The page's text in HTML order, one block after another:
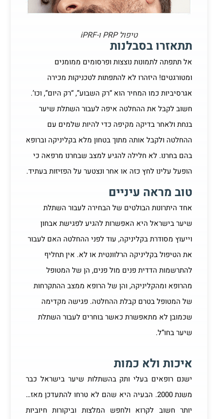
טיפול PRP ו-iPRF
תתאזרו בסבלנות
אל תתפתה לתמונות נוצצות ופרסומים ממומנים
ומטורגטים! היזהרו לא להתפתות לטכניקות מכירה
אגרסיביות כמו המחיר הוא “רק השבוע”, “רק היום”, וכו’.
חשוב לקבל את ההחלטה איפה לעבור השתלת שיער
בנחת ולאחר בדיקה מקיפה כדי להיות שלמים עם
ההחלטה ולקבל אותה מתוך בטחון מלא בקליניקה וברופא
בהם בחרנו. לא חלילה להגיע למצב שבחרנו מרפאה כי
הופעל עלינו לחץ כזה או אחר ונצטער על הפזיזות בעתיד.
טוב מראה עיניים
אחד היתרונות הבולטים של הבחירה לעבור השתלת
שיער בישראל היא האפשרות להגיע לפגישת אבחון
וייעוץ מסודרת בקליניקה, עוד לפני ההחלטה האם לעבור
את הטיפול בקליניקה הרלוונטית או לא. אין תחליף
להתרשמות הדדית פנים מול פנים, הן של המטופל
מהרופא ומהקליניקה, והן של הרופא ממצב ההתקרחות
של המטופל בטרם קבלת ההחלטה. פגישה מקדימה
שכמובן לא מתאפשרת כאשר בוחרים לעבור השתלת
שיער בחו”ל.
איכות ולא כמות
ישנם רופאים בעלי ותק בהשתלות שיער בישראל כבר
משנת 2000. הבעיה היא שהם לא טרחו להתעדכן מאז…
יותר חשוב לקרוא ולחפש המלצות וביקורות חיוביות